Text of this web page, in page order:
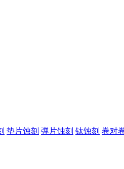
垫片蚀刻 弹片蚀刻 钛蚀刻 卷对